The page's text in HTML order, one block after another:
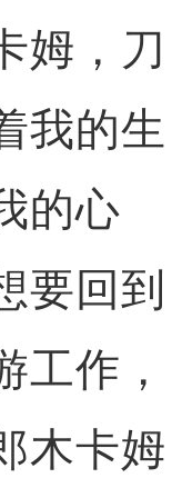
姆，刀
我的生
的心
要回到
工作，
木卡姆